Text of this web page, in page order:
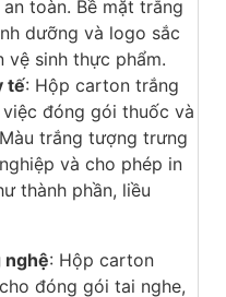
toàn. Bề mặt trắng
dưỡng và logo sắc
vệ sinh thực phẩm.
tế: Hộp carton trắng
đóng gói thuốc và
trắng tượng trưng
và cho phép in
thành phần, liều
nghệ: Hộp carton
đóng gói tai nghe,